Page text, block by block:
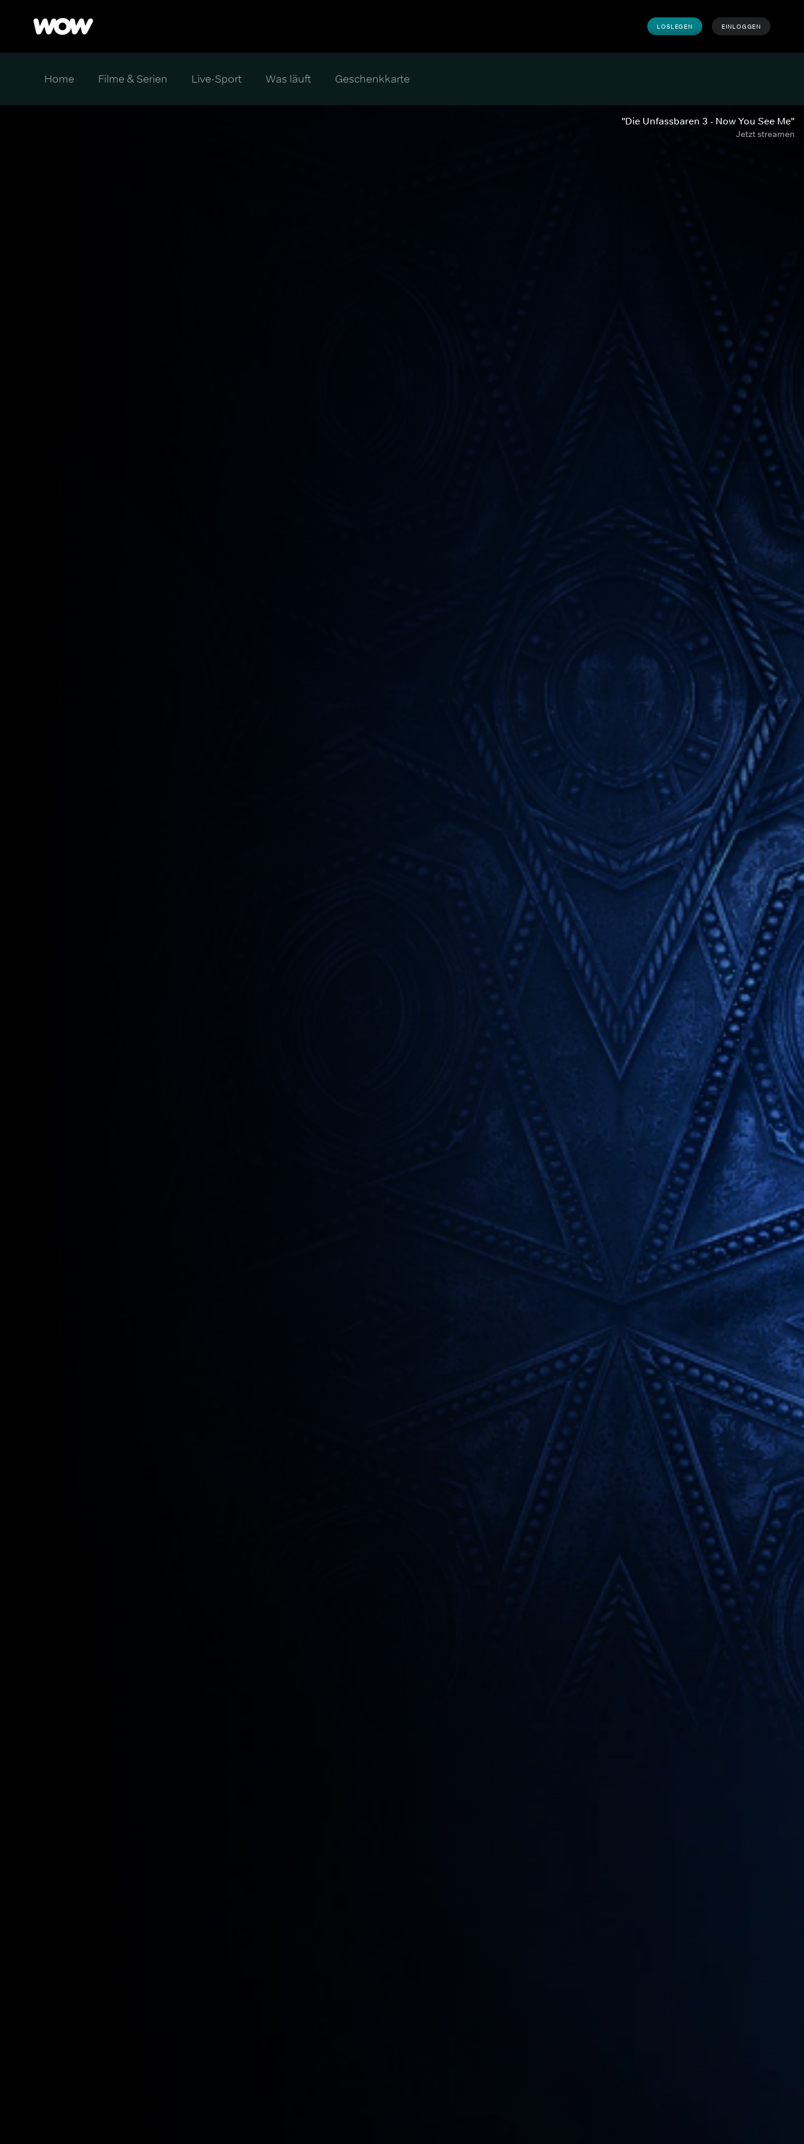
LOSLEGEN EINLOGGEN
Home Filme & Serien Live-Sport Was läuft Geschenkkarte
"Die Unfassbaren 3 - Now You See Me"
Jetzt streamen